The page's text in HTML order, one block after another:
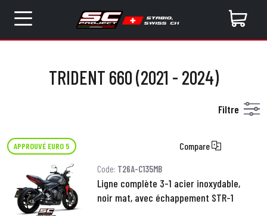
TRIDENT 660 (2021 - 2024)
Filtre
APPROUVÉ EURO 5 Compare
Code: T26A-C135MB
Ligne complète 3-1 acier inoxydable,
noir mat, avec échappement STR-1